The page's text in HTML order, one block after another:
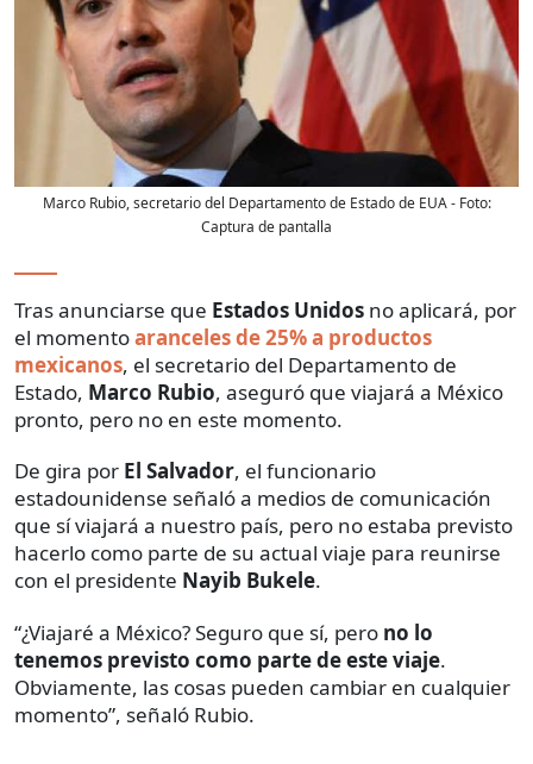
Marco Rubio, secretario del Departamento de Estado de EUA- Foto:
Captura de pantalla
Tras anunciarse que Estados Unidos no aplicará, por
el momentoaranceles de 25% a productos
mexicanos, el secretario del Departamento de
Estado, Marco Rubio, aseguró que viajará a México
pronto, pero no en este momento.
De gira por El Salvador, el funcionario
estadounidense señaló a medios de comunicación
que sí viajará a nuestro país, pero no estaba previsto
hacerlo como parte de su actual viaje para reunirse
con el presidente Nayib Bukele.
“¿Viajaré a México? Seguro que sí, pero no lo
tenemos previsto como parte de este viaje.
Obviamente, las cosas pueden cambiar en cualquier
momento”, señaló Rubio.